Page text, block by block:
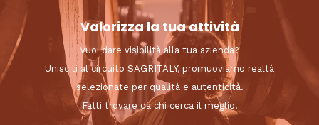
Valorizza la tua attività
Vuoi dare visibilità alla tua azienda?
Unisciti al circuito SAGRITALY, promuoviamo realtà
selezionate per qualità e autenticità.
Fatti trovare da chi cerca il meglio!